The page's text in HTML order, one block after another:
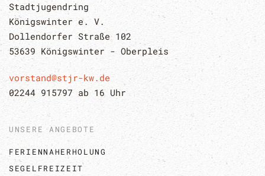
Stadtjugendring
Königswinter e. V.
Dollendorfer Straße 102
53639 Königswinter - Oberpleis
vorstand@stjr-kw.de
02244 915797 ab 16 Uhr
UNSERE ANGEBOTE
FERIENNAHERHOLUNG
SEGELFREIZEIT